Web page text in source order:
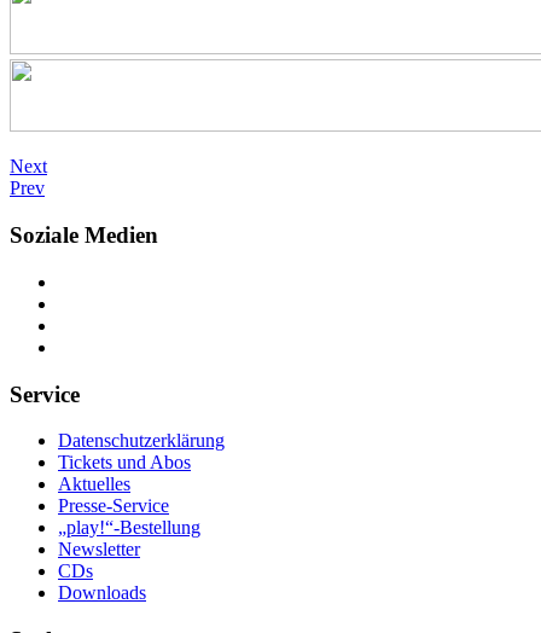
Next
Prev
Soziale Medien
Service
Datenschutzerklärung
Tickets und Abos
Aktuelles
Presse-Service
„play!“-Bestellung
Newsletter
CDs
Downloads